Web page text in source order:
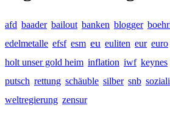
afd baader bailout banken blogger
edelmetalle efsf esm eu euliten eur euro
holt unser gold heim inflation iwf keynes
putsch rettung schäuble silber snb
weltregierung zensur